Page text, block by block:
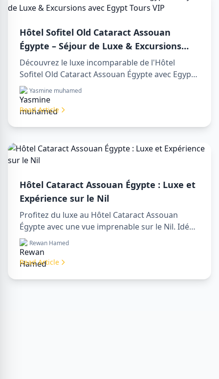
Hôtel Sofitel Old Cataract Assouan
Égypte – Séjour de Luxe & Excursions
avec Egypt Tours VIP
Découvrez le luxe incomparable de l'Hôtel
Sofitel Old Cataract Assouan Égypte avec Egypt
Tours VIP. Explorez les monuments
emblématiques d'Assouan, profitez de vues sur
le Nil et de nos services touristiques premium.
Yasmine muhamed
Read Article
Hôtel Cataract Assouan Égypte : Luxe et
Expérience sur le Nil
Profitez du luxe au Hôtel Cataract Assouan
Égypte avec une vue imprenable sur le Nil. Idéal
pour organiser un sharm to luxor day trip,
réserver via un luxor travel agency ou engager
un luxor tour guide. Confort, culture et aventure
Rewan Hamed
Read Article